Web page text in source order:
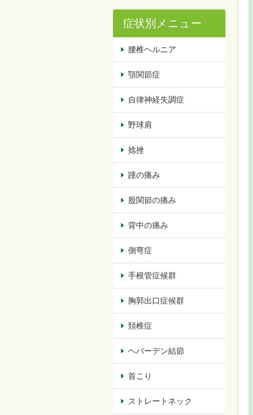
症状別メニュー
腰椎ヘルニア
顎関節症
自律神経失調症
野球肩
捻挫
踵の痛み
股関節の痛み
背中の痛み
側弯症
手根管症候群
胸郭出口症候群
頚椎症
ヘバーデン結節
首こり
ストレートネック